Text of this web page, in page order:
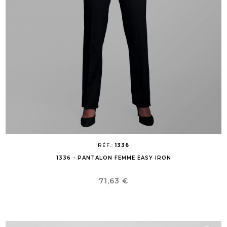
RÉF.:1336
1336 - PANTALON FEMME EASY IRON
Prix
71,63 €